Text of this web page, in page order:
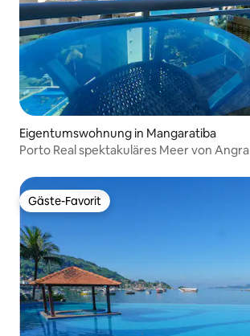
Eigentumswohnung in Mangaratiba
Porto Real spektakuläres Meer von Angra
Gäste-Favorit
Gäste-Favorit